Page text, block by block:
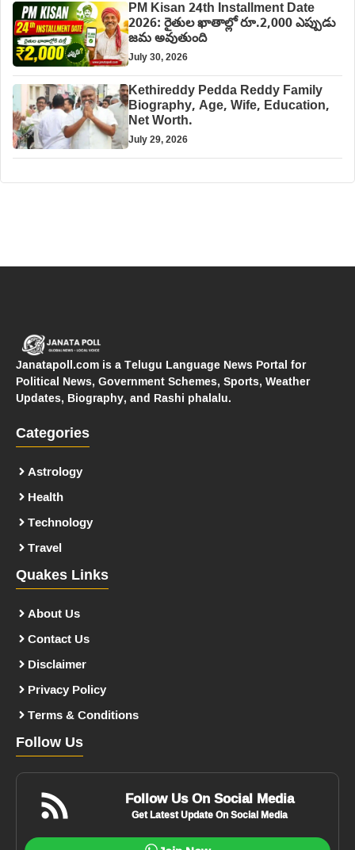
PM Kisan 24th Installment Date
2026: రైతుల ఖాతాల్లో రూ.2,000 ఎప్పుడు
జమ అవుతుంది
July 30, 2026
Kethireddy Pedda Reddy Family
Biography, Age, Wife, Education,
Net Worth.
July 29, 2026
Janatapoll.com is a Telugu Language News Portal for
Political News, Government Schemes, Sports, Weather
Updates, Biography, and Rashi phalalu.
Categories
Astrology
Health
Technology
Travel
Quakes Links
About Us
Contact Us
Disclaimer
Privacy Policy
Terms & Conditions
Follow Us
Follow Us On Social Media
Get Latest Update On Social Media